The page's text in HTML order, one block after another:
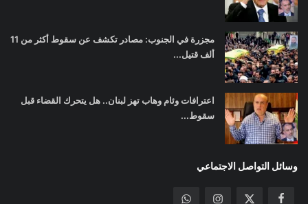
مجزرة في الجنوب: مصادر تكشف عن سقوط أكثر من 11
ألف قتيل...
اعترافات وئام وهاب تهز لبنان.. هل يتحرك القضاء قبل
سقوط...
وسائل التواصل الاجتماعي